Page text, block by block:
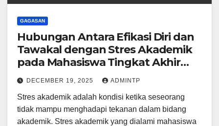
GAGASAN
Hubungan Antara Efikasi Diri dan
Tawakal dengan Stres Akademik
pada Mahasiswa Tingkat Akhir
UIN Raden Mas Said Surakarta
DECEMBER 19, 2025 ADMINTP
Stres akademik adalah kondisi ketika seseorang
tidak mampu menghadapi tekanan dalam bidang
akademik. Stres akademik yang dialami mahasiswa